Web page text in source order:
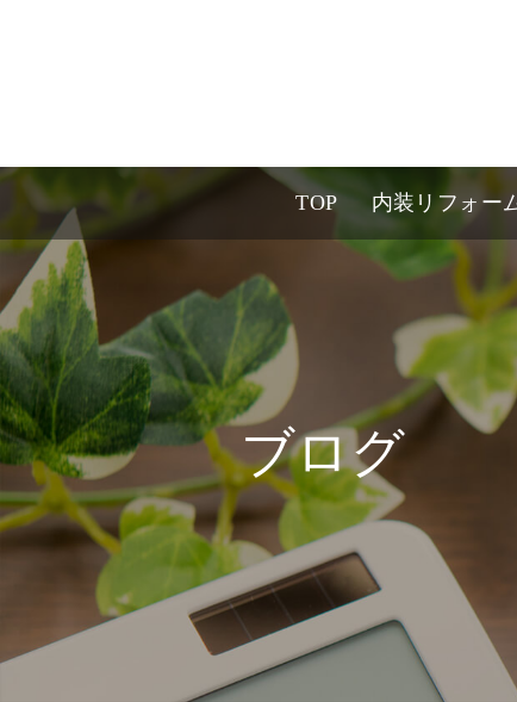
ブログ
TOP 内装リフォー